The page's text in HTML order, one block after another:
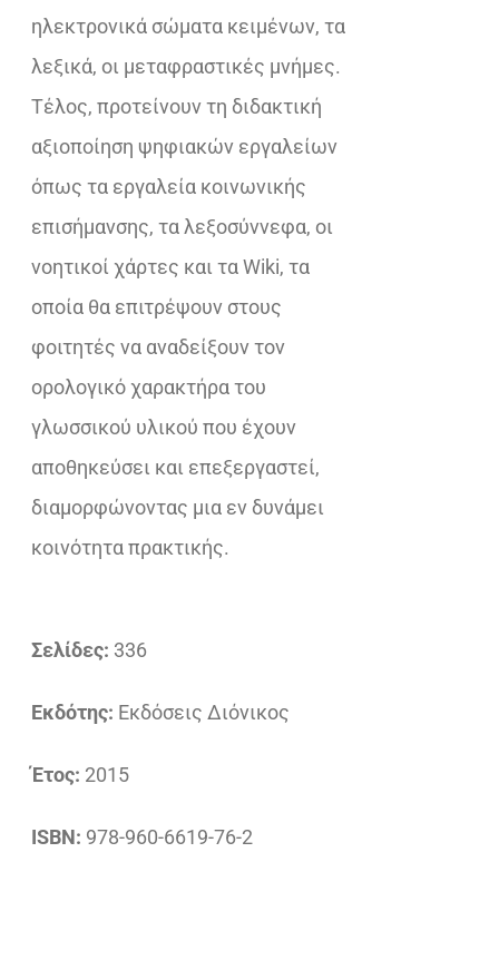
ηλεκτρονικά σώματα κειμένων, τα
λεξικά, οι μεταφραστικές μνήμες.
Τέλος, προτείνουν τη διδακτική
αξιοποίηση ψηφιακών εργαλείων
όπως τα εργαλεία κοινωνικής
επισήμανσης, τα λεξοσύννεφα, οι
νοητικοί χάρτες και τα Wiki, τα
οποία θα επιτρέψουν στους
φοιτητές να αναδείξουν τον
ορολογικό χαρακτήρα του
γλωσσικού υλικού που έχουν
αποθηκεύσει και επεξεργαστεί,
διαμορφώνοντας μια εν δυνάμει
κοινότητα πρακτικής.
Σελίδες: 336
Εκδότης: Εκδόσεις Διόνικος
Έτος: 2015
ISBN: 978-960-6619-76-2